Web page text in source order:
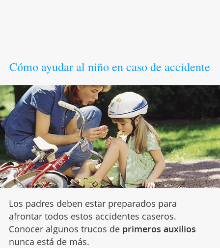
Cómo ayudar al niño en caso de accidente
Los padres deben estar preparados para
afrontar todos estos accidentes caseros.
Conocer algunos trucos de primeros auxilios
nunca está de más.